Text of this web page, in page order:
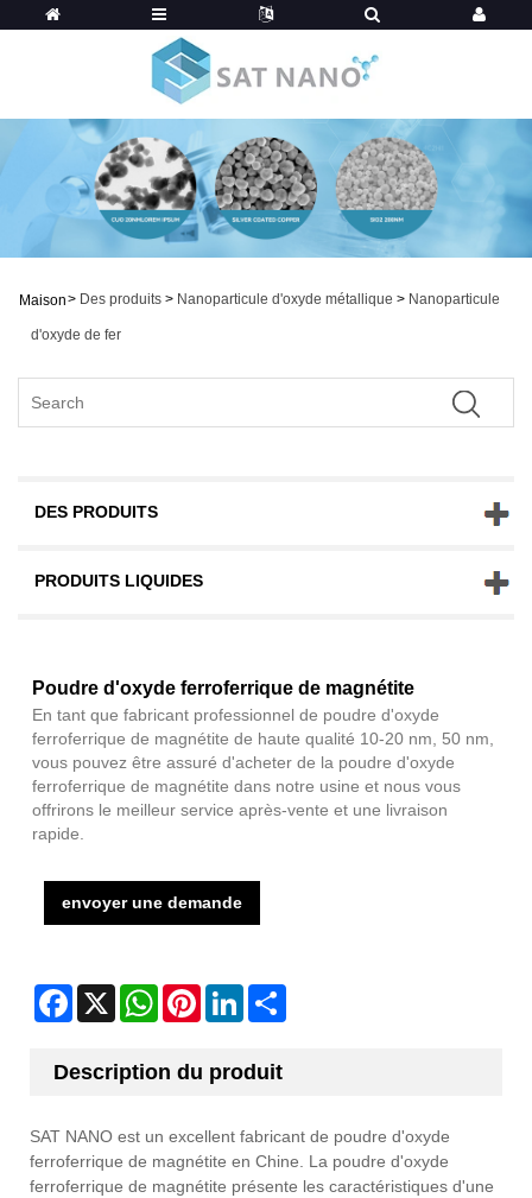
Maison> Des produits > Nanoparticule d'oxyde métallique > Nanoparticule
d'oxyde de fer
DES PRODUITS
PRODUITS LIQUIDES
Poudre d'oxyde ferroferrique de magnétite
En tant que fabricant professionnel de poudre d'oxyde
ferroferrique de magnétite de haute qualité 10-20 nm, 50 nm,
vous pouvez être assuré d'acheter de la poudre d'oxyde
ferroferrique de magnétite dans notre usine et nous vous
offrirons le meilleur service après-vente et une livraison
rapide.
envoyer une demande
Facebook
X WhatsAppPinterestLinkedIn
Description du produit
SAT NANO est un excellent fabricant de poudre d'oxyde
ferroferrique de magnétite en Chine. La poudre d'oxyde
ferroferrique de magnétite présente les caractéristiques d'une